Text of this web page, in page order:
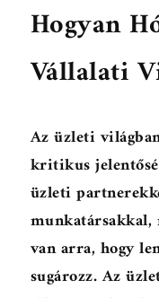
Hogyan
Vállalati
Az üzleti
kritikus
üzleti
munkatársakkal,
van arra, hogy
sugározz. Az